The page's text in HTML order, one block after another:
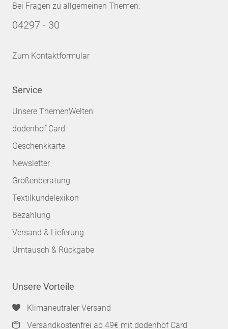
Bei Fragen zu allgemeinen Themen:
04297 - 30
Zum Kontaktformular
Service
Unsere ThemenWelten
dodenhof Card
Geschenkkarte
Newsletter
Größenberatung
Textilkundelexikon
Bezahlung
Versand & Lieferung
Umtausch & Rückgabe
Unsere Vorteile
Klimaneutraler Versand
Versandkostenfrei ab 49€ mit dodenhof Card